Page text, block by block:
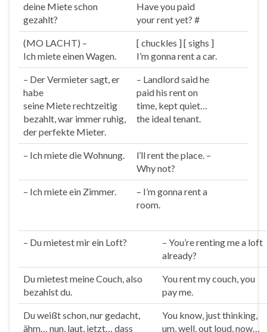
deine Mieteschon
gezahlt?
Have you paid
yourrentyet? #
(MO LACHT) –
Ichmieteeinen Wagen.
[ chuckles ] [ sighs ]
I’m gonnarenta car.
– Der Vermieter sagt, er
habe
seine Mieterechtzeitig
bezahlt, war immer ruhig,
der perfekte Mieter.
– Landlord said he
paid his renton
time, kept quiet…
the ideal tenant.
– Ichmietedie Wohnung. l’llrentthe place. –
Why not?
– Ichmieteein Zimmer. – I’m gonnarenta
room.
– Dumietestmir ein Loft? – You’rerenting me a loft
already?
Dumietestmeine Couch, also
bezahlst du.
Yourentmy couch, you
pay me.
Du weißt schon, nur gedacht,
ähm… nun, laut, jetzt… dass
You know, just thinking,
um, well, out loud, now…